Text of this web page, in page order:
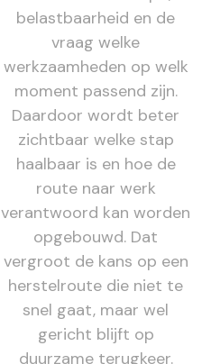
belastbaarheid en de
vraag welke
werkzaamheden op welk
moment passend zijn.
Daardoor wordt beter
zichtbaar welke stap
haalbaar is en hoe de
route naar werk
verantwoord kan worden
opgebouwd. Dat
vergroot de kans op een
herstelroute die niet te
snel gaat, maar wel
gericht blijft op
duurzame terugkeer.